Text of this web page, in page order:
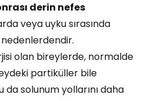
derin nefes
veya uyku sırasında
olan bireylerde, normalde
partiküller bile
solunum yollarını daha